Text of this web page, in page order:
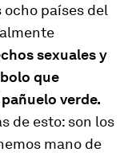
países del
sexuales y
que
verde.
de esto: son los
mano de